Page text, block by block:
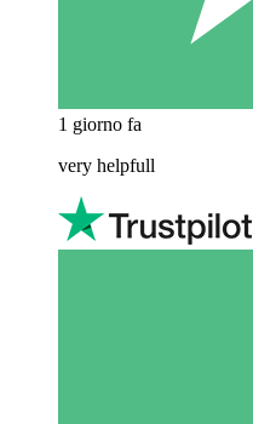
1 giorno fa
very helpfull